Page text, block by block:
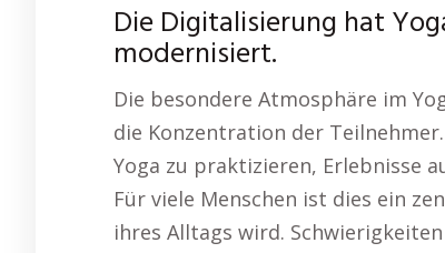
Die Digitalisierung hat
modernisiert.
Die besondere Atmosphäre im
die Konzentration der
Yoga zu praktizieren, Erlebnisse
Für viele Menschen ist dies ein
ihres Alltags wird.